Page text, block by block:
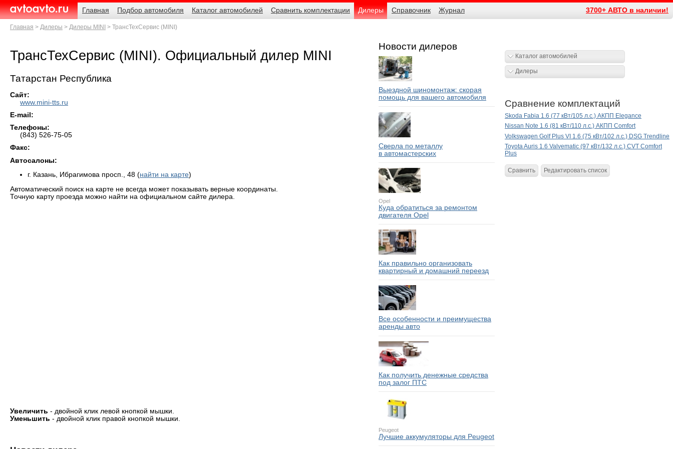
AvtoAvto.ru
Навигация
Главная
Подбор автомобиля Каталог автомобилей Сравнить комплектации Дилеры Справочник Журнал 3700+ АВТО в наличии!
Родительские
страницы
Главная Дилеры Дилеры MINI ТрансТехСервис (MINI)
ТрансТехСервис (MINI). Официальный дилер MINI
Татарстан Республика
Сайт:
www.mini-tts.ru
E-mail:
Телефоны:
(843) 526-75-05
Факс:
Автосалоны:
г. Казань, Ибрагимова просп., 48 (найти на карте)
Автоматический поиск на карте не всегда может показывать верные координаты.
Точную карту проезда можно найти на официальном сайте дилера.
Увеличить - двойной клик левой кнопкой мышки.
Уменьшить - двойной клик правой кнопкой мышки.
Новости дилеров
Выездной шиномонтаж: скорая
помощь для вашего автомобиля
Сверла по металлу
в автомастерских
Opel
Куда обратиться за ремонтом
двигателя Opel
Как правильно организовать
квартирный и домашний переезд
Все особенности и преимущества
аренды авто
Как получить денежные средства
под залог ПТС
Peugeot
Лучшие аккумуляторы для Peugeot
Каталог автомобилей
Дилеры
Сравнение комплектаций
Skoda Fabia 1.6 (77 кВт/105 л.с.) АКПП Elegance
Nissan Note 1.6 (81 кВт/110 л.с.) АКПП Comfort
Volkswagen Golf Plus VI 1.6 (75 кВт/102 л.с.) DSG Trendline
Toyota Auris 1.6 Valvematic (97 кВт/132 л.с.) CVT Comfort
Plus
Сравнить Редактировать список